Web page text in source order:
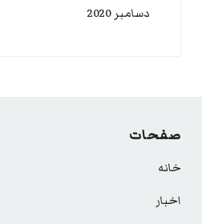
دسامبر 2020
صفحات
خانه
اخبار